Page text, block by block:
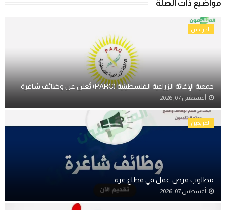
مواضيع ذات الصلة
الخريجين
جمعية الإغاثة الزراعية الفلسطينية (PARC) تُعلن عن وظائف شاغرة
أغسطس 07, 2026
الخريجين
مطلوب فرص عمل في قطاع غزة
أغسطس 07, 2026